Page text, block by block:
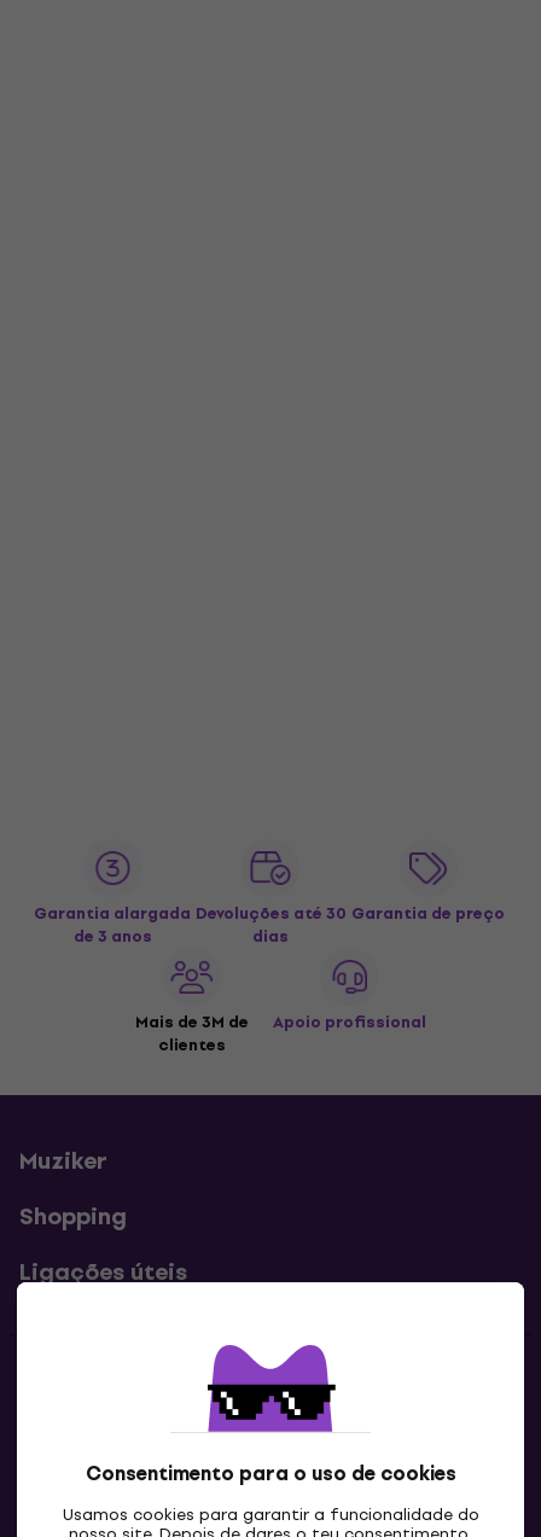
Consentimento para o uso de cookies
Usamos cookies para garantir a funcionalidade do
Garantia alargada
de 3 anos
Devoluções até 30
dias
Garantia de preço
Mais de 3M de
clientes
Apoio profissional
Muziker
Shopping
Ligações úteis
Contatos
Contacta-nos